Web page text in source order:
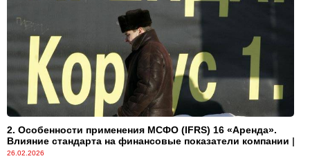
ПРИМЕНЕНИЕ ОПРЕДЕЛЕНИЯ АРЕНДЫ
ИДЕНТИФИЦИРОВАННЫЙ АКТИВ
ПРАВО НА ЗАМЕНУ
...
КОММЕНТАРИЙ BDO
2. Особенности применения МСФО (IFRS) 16 «Аренда».
Влияние стандарта на финансовые показатели компании |
26.02.2026